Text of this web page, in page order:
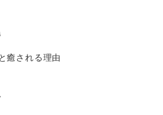
癒される理由